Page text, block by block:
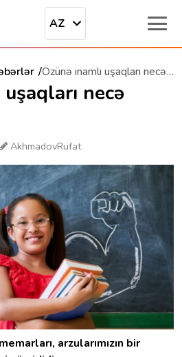
AZ
Özünə inamlı uşaqları necə böyüdək
necə
AkhmadovRufat
arzularımızın bir